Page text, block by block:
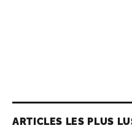
ARTICLES LES PLUS